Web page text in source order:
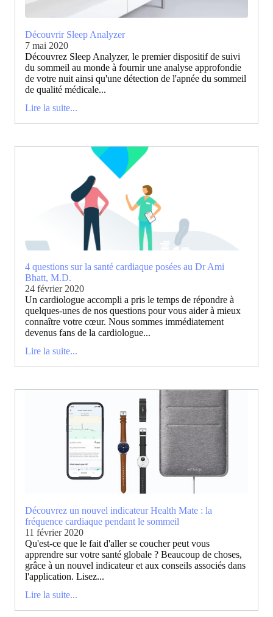
Découvrir Sleep Analyzer
7 mai 2020
Découvrez Sleep Analyzer, le premier dispositif de suivi
du sommeil au monde à fournir une analyse approfondie
de votre nuit ainsi qu'une détection de l'apnée du sommeil
de qualité médicale...
Lire la suite...
4 questions sur la santé cardiaque posées au Dr Ami
Bhatt, M.D.
24 février 2020
Un cardiologue accompli a pris le temps de répondre à
quelques-unes de nos questions pour vous aider à mieux
connaître votre cœur. Nous sommes immédiatement
devenus fans de la cardiologue...
Lire la suite...
Découvrez un nouvel indicateur Health Mate : la
fréquence cardiaque pendant le sommeil
11 février 2020
Qu'est-ce que le fait d'aller se coucher peut vous
apprendre sur votre santé globale ? Beaucoup de choses,
grâce à un nouvel indicateur et aux conseils associés dans
l'application. Lisez...
Lire la suite...